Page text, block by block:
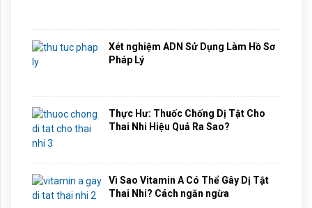
Xét nghiệm ADN Sử Dụng Làm Hồ Sơ
Pháp Lý
Thực Hư: Thuốc Chống Dị Tật Cho
Thai Nhi Hiệu Quả Ra Sao?
Vì Sao Vitamin A Có Thể Gây Dị Tật
Thai Nhi? Cách ngăn ngừa